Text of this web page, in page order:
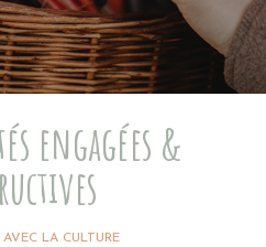
engagées &
LA CULTURE